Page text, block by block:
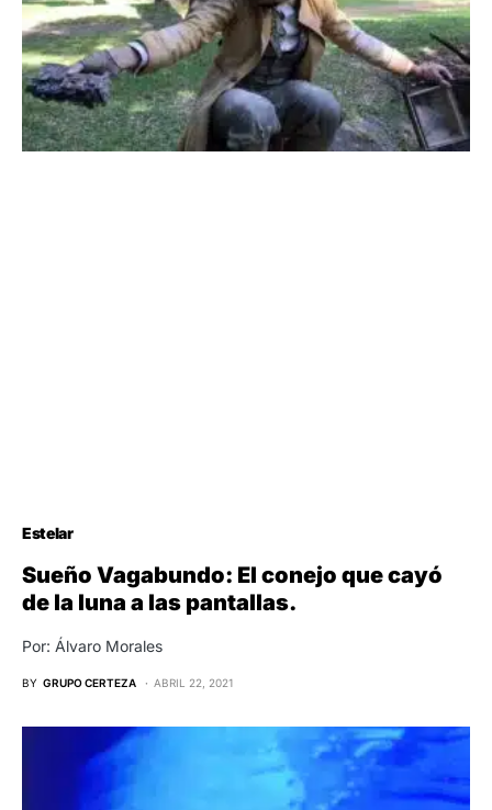
Estelar
Sueño Vagabundo: El conejo que cayó
de la luna a las pantallas.
Por: Álvaro Morales
BY GRUPO CERTEZA ABRIL 22, 2021